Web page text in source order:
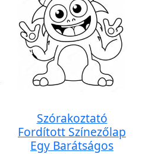
Szórakoztató
Fordított Színezőlap
Egy Barátságos